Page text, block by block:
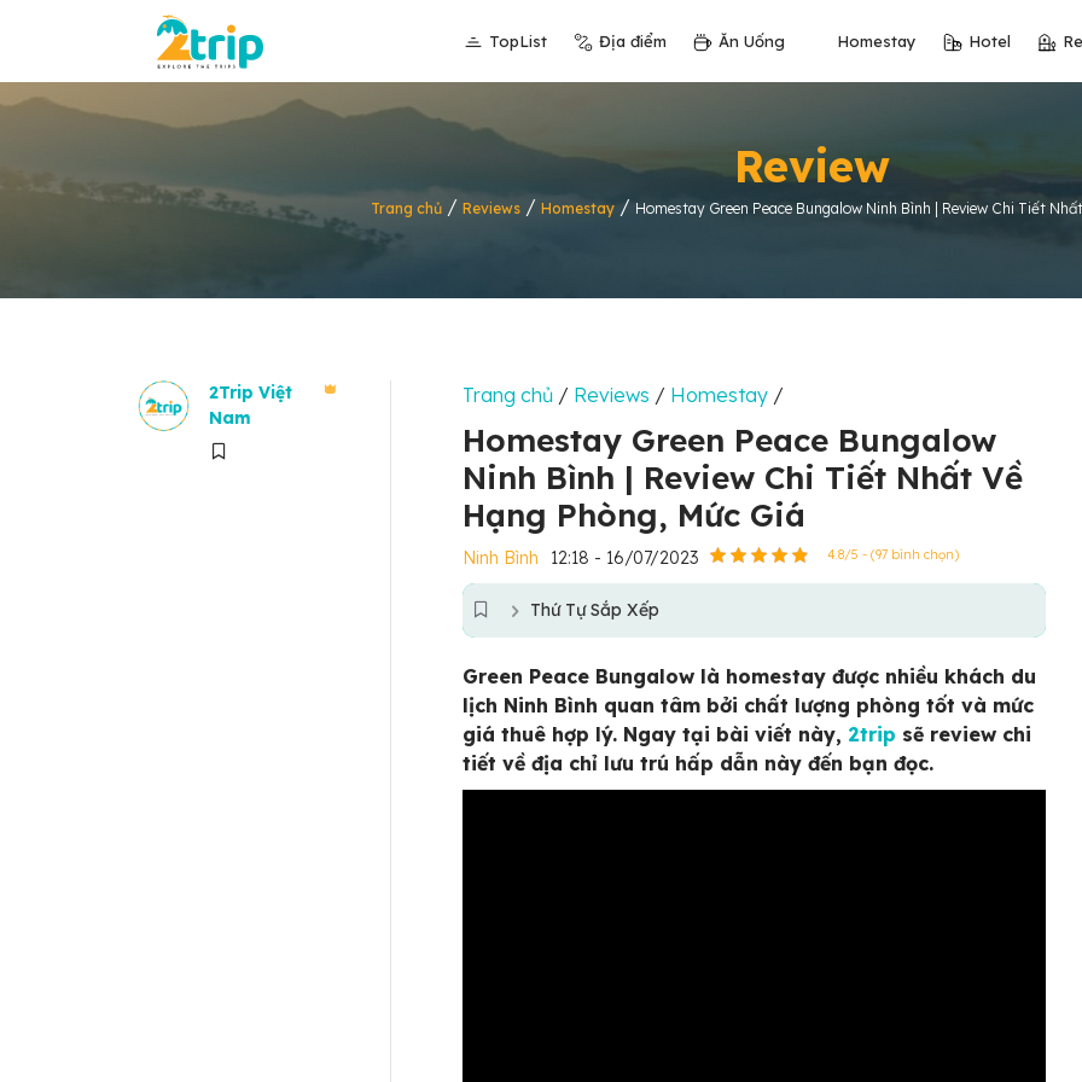
TopList Địa điểm Ăn Uống Homestay Hotel
Review
Trang chủ/ Reviews/ Homestay/ Homestay Green Peace Bungalow Ninh Bình | Review Chi Tiết
2Trip Việt
Nam
Trang chủ / Reviews / Homestay /
Homestay Green Peace Bungalow
Ninh Bình | Review Chi Tiết Nhất Về
Hạng Phòng, Mức Giá
Ninh Bình 12:18 - 16/07/2023 4.8/5 - (97 bình chọn)
Thứ Tự Sắp Xếp
Green Peace Bungalow là homestay được nhiều khách du
lịch Ninh Bình quan tâm bởi chất lượng phòng tốt và mức
giá thuê hợp lý. Ngay tại bài viết này, 2trip sẽ review chi
tiết về địa chỉ lưu trú hấp dẫn này đến bạn đọc.